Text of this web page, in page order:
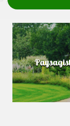
Taille